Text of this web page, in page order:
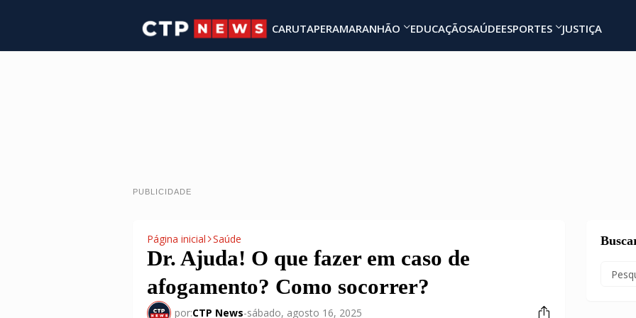
CARUTAPERAMARANHÃO EDUCAÇÃOSAÚDEESPORTES JUSTIÇA
PUBLICIDADE
Página inicial Saúde
Dr. Ajuda! O que fazer em caso de
afogamento? Como socorrer?
por:CTP News-sábado, agosto 16, 2025